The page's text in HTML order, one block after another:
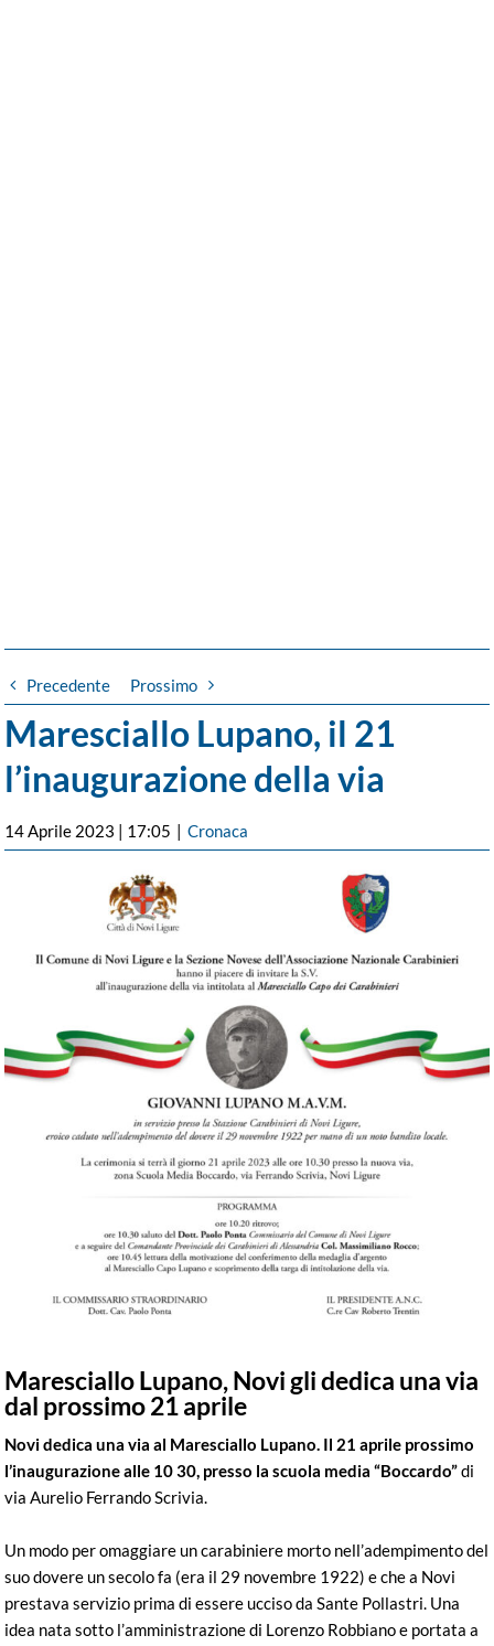
Precedente Prossimo
Maresciallo Lupano, il 21
l’inaugurazione della via
14 Aprile 2023 | 17:05 | Cronaca
Maresciallo Lupano, Novi gli dedica una via
dal prossimo 21 aprile
Novi dedica una via al Maresciallo Lupano. Il 21 aprile prossimo
l’inaugurazione alle 10 30, presso la scuola media “Boccardo”di
via Aurelio Ferrando Scrivia.
Un modo per omaggiare un carabiniere morto nell’adempimento del
suo dovere un secolo fa (era il 29 novembre 1922) e che a Novi
prestava servizio prima di essere ucciso da Sante Pollastri. Una
idea nata sotto l’amministrazione di Lorenzo Robbiano e portata a